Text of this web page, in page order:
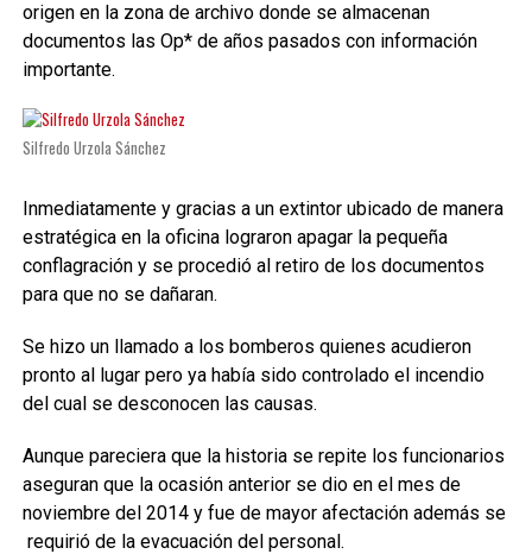
origen en la zona de archivo donde se almacenan
documentos las Op* de años pasados con información
importante.
Silfredo Urzola Sánchez
Inmediatamente y gracias a un extintor ubicado de manera
estratégica en la oficina lograron apagar la pequeña
conflagración y se procedió al retiro de los documentos
para que no se dañaran.
Se hizo un llamado a los bomberos quienes acudieron
pronto al lugar pero ya había sido controlado el incendio
del cual se desconocen las causas.
Aunque pareciera que la historia se repite los funcionarios
aseguran que la ocasión anterior se dio en el mes de
noviembre del 2014 y fue de mayor afectación además se
requirió de la evacuación del personal.